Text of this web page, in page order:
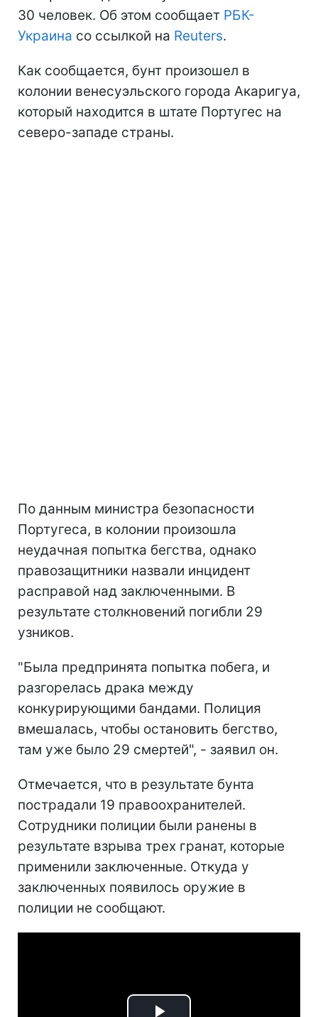
30 человек. Об этом сообщает РБК-
Украина со ссылкой на Reuters.
Как сообщается, бунт произошел в
колонии венесуэльского города Акаригуа,
который находится в штате Португес на
северо-западе страны.
По данным министра безопасности
Португеса, в колонии произошла
неудачная попытка бегства, однако
правозащитники назвали инцидент
расправой над заключенными. В
результате столкновений погибли 29
узников.
"Была предпринята попытка побега, и
разгорелась драка между
конкурирующими бандами. Полиция
вмешалась, чтобы остановить бегство,
там уже было 29 смертей", - заявил он.
Отмечается, что в результате бунта
пострадали 19 правоохранителей.
Сотрудники полиции были ранены в
результате взрыва трех гранат, которые
применили заключенные. Откуда у
заключенных появилось оружие в
полиции не сообщают.